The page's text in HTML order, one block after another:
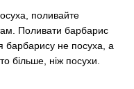
поливайте
Поливати барбарис
барбарису не посуха, а
більше, ніж посухи.